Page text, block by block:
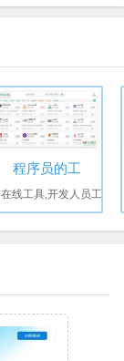
程序员的工
在线工具,开发人员工